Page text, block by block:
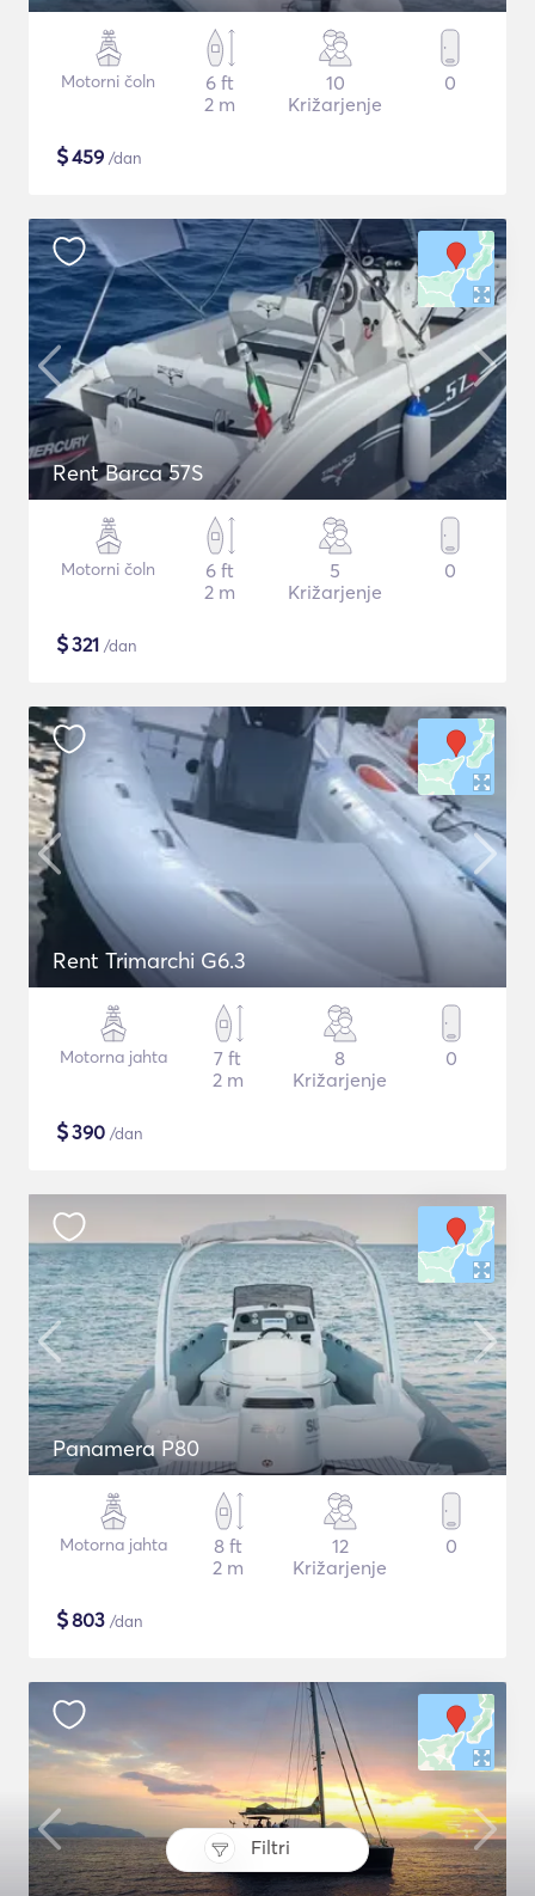
Filtri
Motorni čoln
6 ft
2 m
10
Križarjenje
0
$459 /dan
Rent Barca 57S
Motorni čoln
6 ft
2 m
5
Križarjenje
0
$321 /dan
Rent Trimarchi G6.3
Motorna jahta
7 ft
2 m
8
Križarjenje
0
$390 /dan
Panamera P80
Motorna jahta
8 ft
2 m
12
Križarjenje
0
$803 /dan